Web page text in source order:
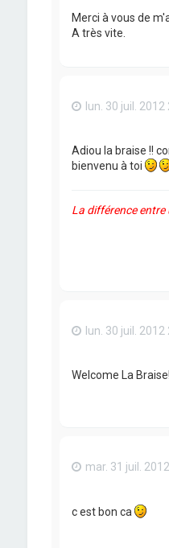
Merci à vous de
A très vite.
lun. 30 juil. 2012
Adiou la braise !!
bienvenu à toi
La différence entre
lun. 30 juil. 2012
Welcome La
mar. 31 juil.
c est bon ca